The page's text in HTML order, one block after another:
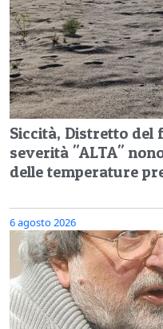
Siccità, Distretto del
severità "ALTA"
delle temperature
6 agosto 2026